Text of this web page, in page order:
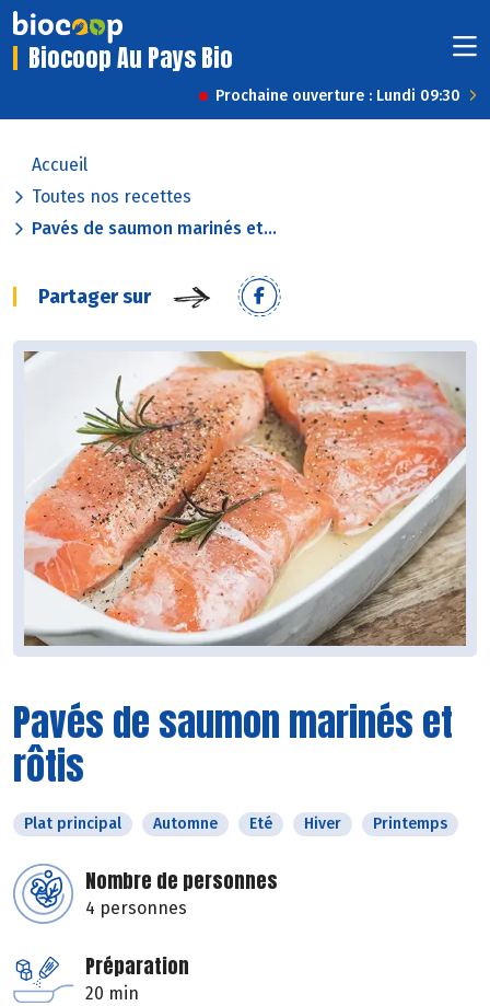
Biocoop Au Pays Bio
Prochaine ouverture : Lundi 09:30
Accueil
Toutes nos recettes
Pavés de saumon marinés et...
Partager sur
Pavés de saumon marinés et
rôtis
Plat principal Automne Eté Hiver Printemps
Nombre de personnes
4 personnes
Préparation
20 min